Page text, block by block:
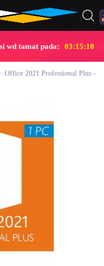
wd tamat pada: 03:15:09
Office 2021 Professional Plus -